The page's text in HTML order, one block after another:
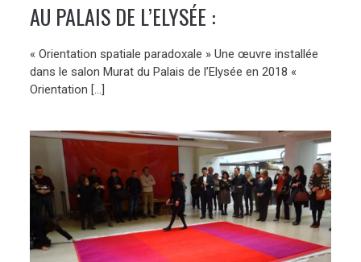
AU PALAIS DE L’ELYSÉE :
« Orientation spatiale paradoxale » Une œuvre installée
dans le salon Murat du Palais de l’Elysée en 2018 «
Orientation […]